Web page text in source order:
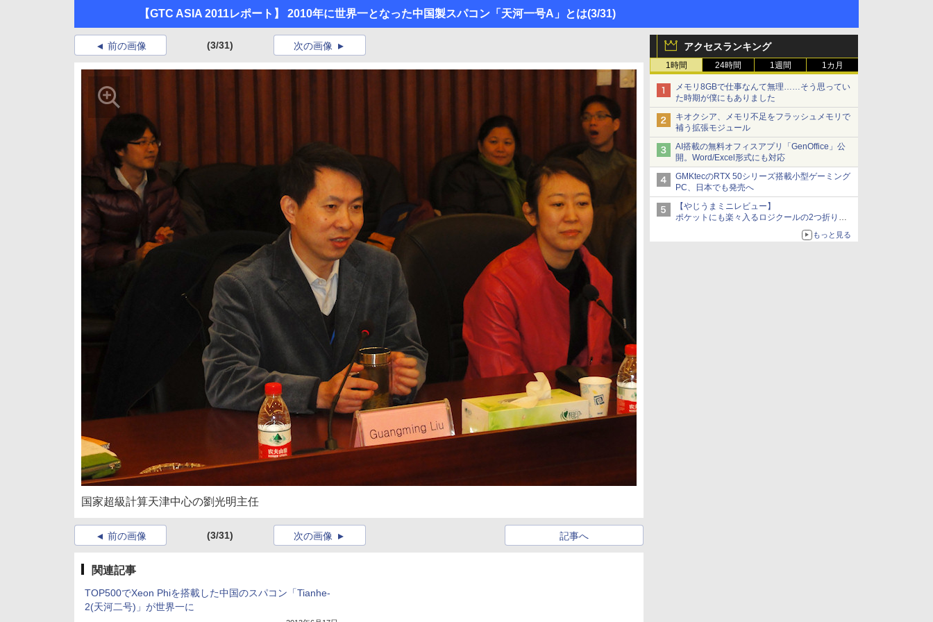
【GTC ASIA 2011レポート】 2010年に世界一となった中国製スパコン「天河一号A」とは(3/31)
アクセスランキング
1時間 24時間 1週間 1カ月
メモリ8GBで仕事なんて無理……そう思ってい
た時期が僕にもありました
キオクシア、メモリ不足をフラッシュメモリで
補う拡張モジュール
AI搭載の無料オフィスアプリ「GenOffice」公
開。Word/Excel形式にも対応
GMKtecのRTX 50シリーズ搭載小型ゲーミング
PC、日本でも発売へ
【やじうまミニレビュー】
ポケットにも楽々入るロジクールの2つ折りマ
ウス「Mobi Fold」。その気になるギミックと
もっと見る
前の画像 (3/31) 次の画像
国家超級計算天津中心の劉光明主任
前の画像 (3/31) 記事へ
次の画像
関連記事
TOP500でXeon Phiを搭載した中国のスパコン「Tianhe-
2(天河二号)」が世界一に